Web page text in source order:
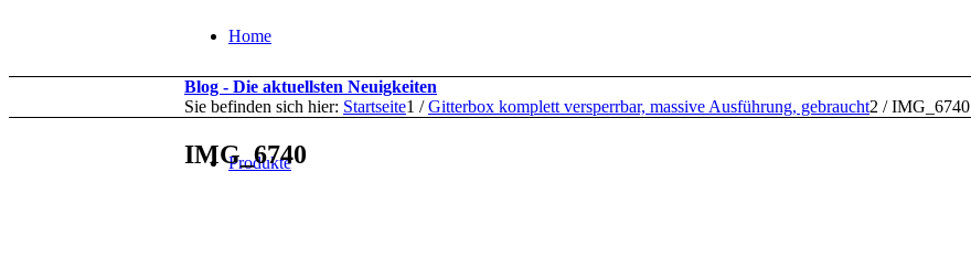
Home
Produkte
Blog - Die aktuellsten Neuigkeiten
Sie befinden sich hier: Startseite1 / Gitterbox komplett versperrbar, massive Ausführung, gebraucht2 / IMG_6740
IMG_6740